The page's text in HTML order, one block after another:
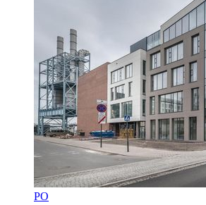
PO